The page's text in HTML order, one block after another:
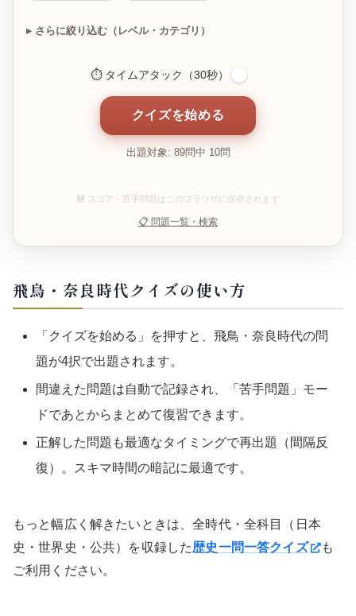
さらに絞り込む（レベル・カテゴリ）
⏱ タイムアタック（30秒）
クイズを始める
出題対象: 89問中 10問
💾 スコア・苦手問題はこのブラウザに保存されます
📋 問題一覧・検索
飛鳥・奈良時代クイズの使い方
「クイズを始める」を押すと、飛鳥・奈良時代の問
題が4択で出題されます。
間違えた問題は自動で記録され、「苦手問題」モー
ドであとからまとめて復習できます。
正解した問題も最適なタイミングで再出題（間隔反
復）。スキマ時間の暗記に最適です。
もっと幅広く解きたいときは、全時代・全科目（日本
史・世界史・公共）を収録した歴史一問一答クイズ
も
ご利用ください。